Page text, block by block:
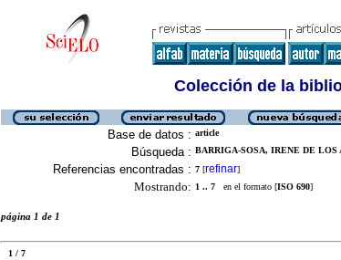
Colección de la
Base de datos : article
Búsqueda : BARRIGA-SOSA, IRENE DE LOS
Referencias encontradas : 7 [refinar]
Mostrando: 1 .. 7 en el formato [ISO 690]
página 1 de 1
1 / 7